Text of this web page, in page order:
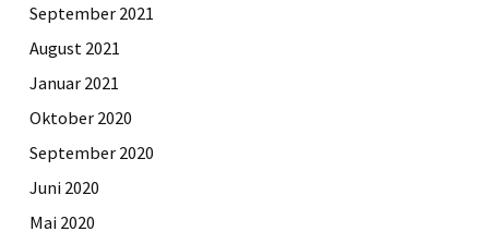
September 2021
August 2021
Januar 2021
Oktober 2020
September 2020
Juni 2020
Mai 2020